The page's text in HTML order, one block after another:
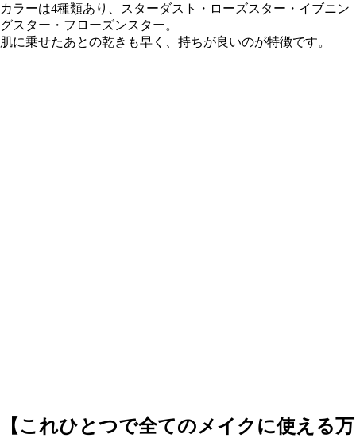
カラーは4種類あり、スターダスト・ローズスター・イブニン
グスター・フローズンスター。
肌に乗せたあとの乾きも早く、持ちが良いのが特徴です。
【これひとつで全てのメイクに使える万